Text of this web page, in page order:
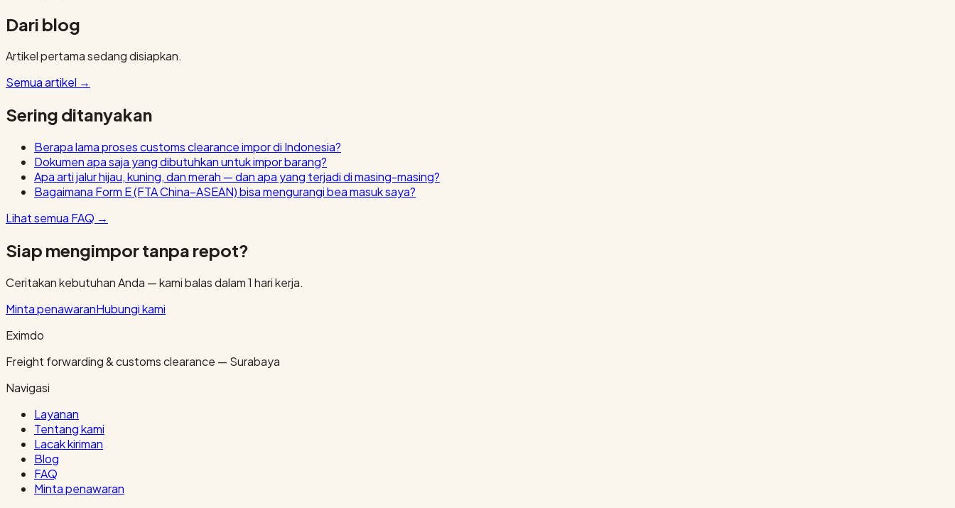
Dari blog
Artikel pertama sedang disiapkan.
Semua artikel →
Sering ditanyakan
Berapa lama proses customs clearance impor di Indonesia?
Dokumen apa saja yang dibutuhkan untuk impor barang?
Apa arti jalur hijau, kuning, dan merah — dan apa yang terjadi di masing-masing?
Bagaimana Form E (FTA China–ASEAN) bisa mengurangi bea masuk saya?
Lihat semua FAQ →
Siap mengimpor tanpa repot?
Ceritakan kebutuhan Anda — kami balas dalam 1 hari kerja.
Minta penawaranHubungi kami
Eximdo
Freight forwarding & customs clearance — Surabaya
Navigasi
Layanan
Tentang kami
Lacak kiriman
Blog
FAQ
Minta penawaran